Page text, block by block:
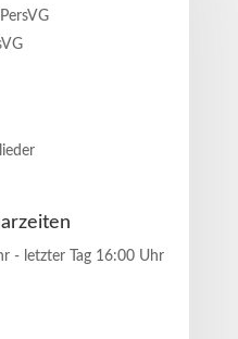
- letzter Tag 16:00 Uhr